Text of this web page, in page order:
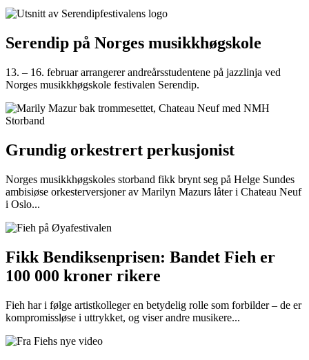
Serendip på Norges musikkhøgskole
13. – 16. februar arrangerer andreårsstudentene på jazzlinja ved
Norges musikkhøgskole festivalen Serendip.
Grundig orkestrert perkusjonist
Norges musikkhøgskoles storband fikk brynt seg på Helge Sundes
ambisiøse orkesterversjoner av Marilyn Mazurs låter i Chateau Neuf
i Oslo...
Fikk Bendiksenprisen: Bandet Fieh er
100 000 kroner rikere
Fieh har i følge artistkolleger en betydelig rolle som forbilder – de er
kompromissløse i uttrykket, og viser andre musikere...